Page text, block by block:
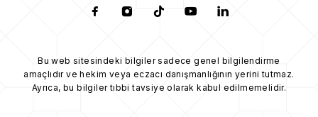
Bu web sitesindeki bilgiler sadece genel bilgilendirme
amaçlıdır ve hekim veya eczacı danışmanlığının yerini tutmaz.
Ayrıca, bu bilgiler tıbbi tavsiye olarak kabul edilmemelidir.